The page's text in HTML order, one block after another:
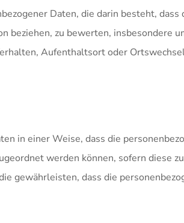
Daten, die darin besteht,
beziehen, zu bewerten, insbesondere
Aufenthaltsort oder
in einer Weise, dass die
werden können, sofern diese
gewährleisten, dass die